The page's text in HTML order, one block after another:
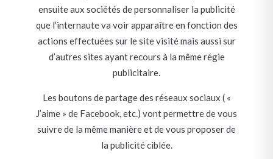
ensuite aux sociétés de personnaliser la publicité
que l’internaute va voir apparaître en fonction des
actions effectuées sur le site visité mais aussi sur
d’autres sites ayant recours à la même régie
publicitaire.
Les boutons de partage des réseaux sociaux ( «
J’aime » de Facebook, etc.) vont permettre de vous
suivre de la même manière et de vous proposer de
la publicité ciblée.